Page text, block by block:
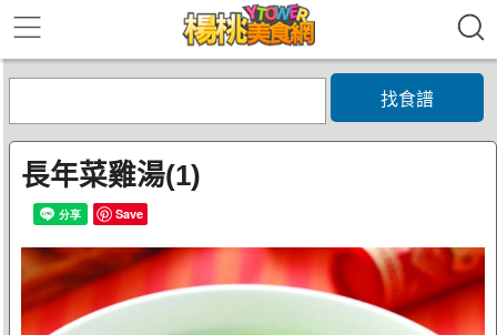
找食譜
長年菜雞湯(1)
Save